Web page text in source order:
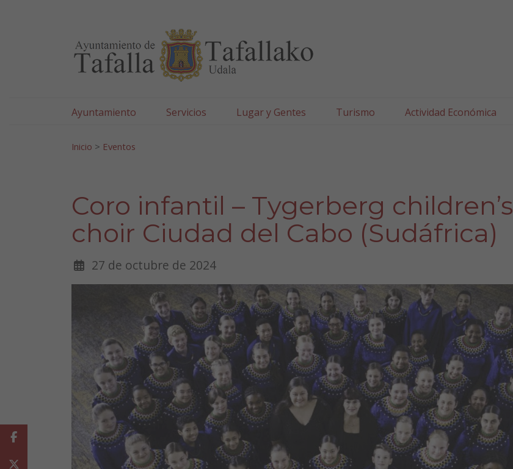
Ayuntamiento Servicios Lugar y Gentes Turismo Actividad Económica
Inicio > Eventos
Coro infantil – Tygerberg children’s
choir Ciudad del Cabo (Sudáfrica)
27 de octubre de 2024
Facebook